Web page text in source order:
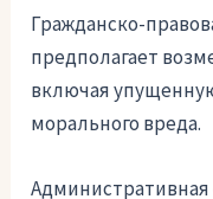
Гражданско-
предполагает
включая
морального вреда.